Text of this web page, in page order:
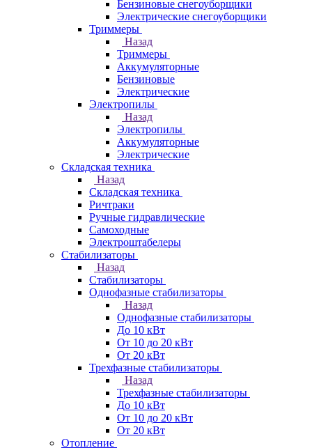
Бензиновые снегоуборщики
Электрические снегоуборщики
Триммеры
Назад
Триммеры
Аккумуляторные
Бензиновые
Электрические
Электропилы
Назад
Электропилы
Аккумуляторные
Электрические
Складская техника
Назад
Складская техника
Ричтраки
Ручные гидравлические
Самоходные
Электроштабелеры
Стабилизаторы
Назад
Стабилизаторы
Однофазные стабилизаторы
Назад
Однофазные стабилизаторы
До 10 кВт
От 10 до 20 кВт
От 20 кВт
Трехфазные стабилизаторы
Назад
Трехфазные стабилизаторы
До 10 кВт
От 10 до 20 кВт
От 20 кВт
Отопление